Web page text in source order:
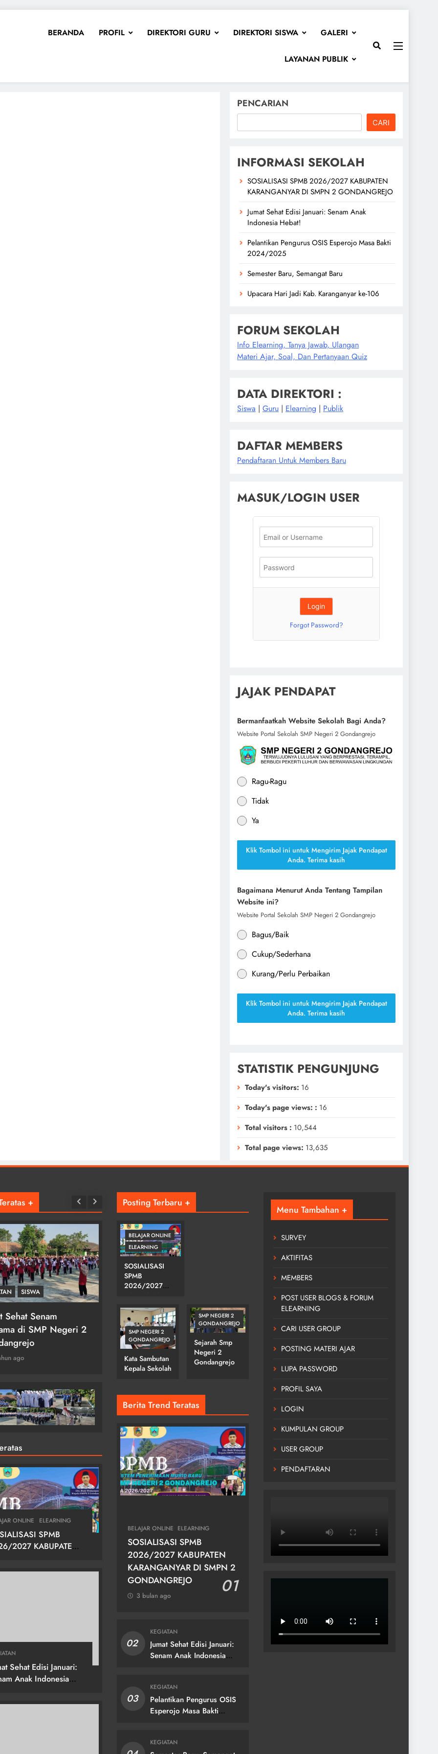
BERANDA PROFIL DIREKTORI GURU DIREKTORI SISWA GALERI
LAYANAN PUBLIK
PENCARIAN
CARI
INFORMASI SEKOLAH
SOSIALISASI SPMB 2026/2027 KABUPATEN
KARANGANYAR DI SMPN 2 GONDANGREJO
Jumat Sehat Edisi Januari: Senam Anak
Indonesia Hebat!
Pelantikan Pengurus OSIS Esperojo Masa Bakti
2024/2025
Semester Baru, Semangat Baru
Upacara Hari Jadi Kab. Karanganyar ke-106
FORUM SEKOLAH
Info Elearning, Tanya Jawab, Ulangan
Materi Ajar, Soal, Dan Pertanyaan Quiz
DATA DIREKTORI :
Siswa | Guru | Elearning | Publik
DAFTAR MEMBERS
Pendaftaran Untuk Members Baru
MASUK/LOGIN USER
Forgot Password?
JAJAK PENDAPAT
Bermanfaatkah Website Sekolah Bagi Anda?
Website Portal Sekolah SMP Negeri 2 Gondangrejo
Ragu-Ragu
Tidak
Ya
Klik Tombol ini untuk Mengirim Jajak Pendapat
Anda. Terima kasih
Bagaimana Menurut Anda Tentang Tampilan
Website ini?
Website Portal Sekolah SMP Negeri 2 Gondangrejo
Bagus/Baik
Cukup/Sederhana
Kurang/Perlu Perbaikan
Klik Tombol ini untuk Mengirim Jajak Pendapat
Anda. Terima kasih
STATISTIK PENGUNJUNG
Today's visitors: 16
Today's page views: : 16
Total visitors : 10,544
Total page views: 13,635
+
Hari Batik
ago
KEGIATAN
Upacara Hari Kesaktian
Pancasila
3 tahun ago
ONLINE ELEARNING
SPMB
2027 KABUPATEN
Sehat Edisi Januari:
Anak Indonesia
Posting Terbaru +
BELAJAR ONLINE
ELEARNING
SOSIALISASI
SPMB
2026/2027
KABUPATEN
DI SMPN 2
GONDANGREJO
SMP NEGERI 2
GONDANGREJO
Kata Sambutan
Kepala Sekolah
SMP NEGERI 2
GONDANGREJO
Sejarah Smp
Negeri 2
Gondangrejo
Berita Trend Teratas
BELAJAR ONLINE ELEARNING
SOSIALISASI SPMB
2026/2027 KABUPATEN
KARANGANYAR DI SMPN 2
GONDANGREJO
01
3 bulan ago
02
KEGIATAN
Jumat Sehat Edisi Januari:
Senam Anak Indonesia
03
KEGIATAN
Pelantikan Pengurus OSIS
Esperojo Masa Bakti
KEGIATAN
Menu Tambahan +
SURVEY
AKTIFITAS
MEMBERS
POST USER BLOGS & FORUM
ELEARNING
CARI USER GROUP
POSTING MATERI AJAR
LUPA PASSWORD
PROFIL SAYA
LOGIN
KUMPULAN GROUP
USER GROUP
PENDAFTARAN